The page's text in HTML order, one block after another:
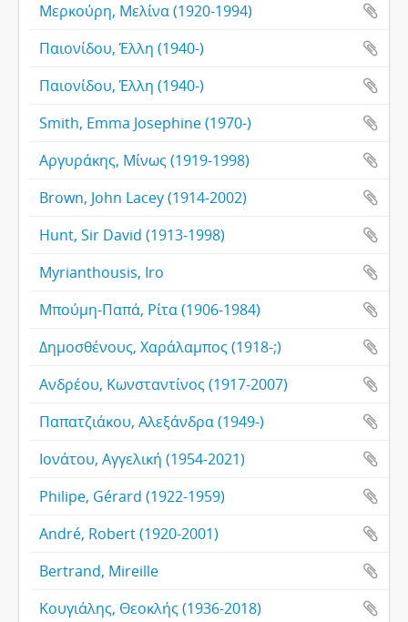
Μερκούρη, Μελίνα (1920-1994)
Παιονίδου, Έλλη (1940-)
Παιονίδου, Έλλη (1940-)
Smith, Emma Josephine (1970-)
Αργυράκης, Μίνως (1919-1998)
Brown, John Lacey (1914-2002)
Hunt, Sir David (1913-1998)
Myrianthousis, Iro
Μπούμη-Παπά, Ρίτα (1906-1984)
Δημοσθένους, Χαράλαμπος (1918-;)
Ανδρέου, Κωνσταντίνος (1917-2007)
Παπατζιάκου, Αλεξάνδρα (1949-)
Ιονάτου, Αγγελική (1954-2021)
Philipe, Gérard (1922-1959)
André, Robert (1920-2001)
Bertrand, Mireille
Κουγιάλης, Θεοκλής (1936-2018)